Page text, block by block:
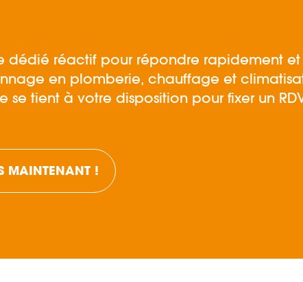
dédié réactif pour répondre rapidement
en plomberie, chauffage et
tient à votre disposition pour fixer un
MAINTENANT !